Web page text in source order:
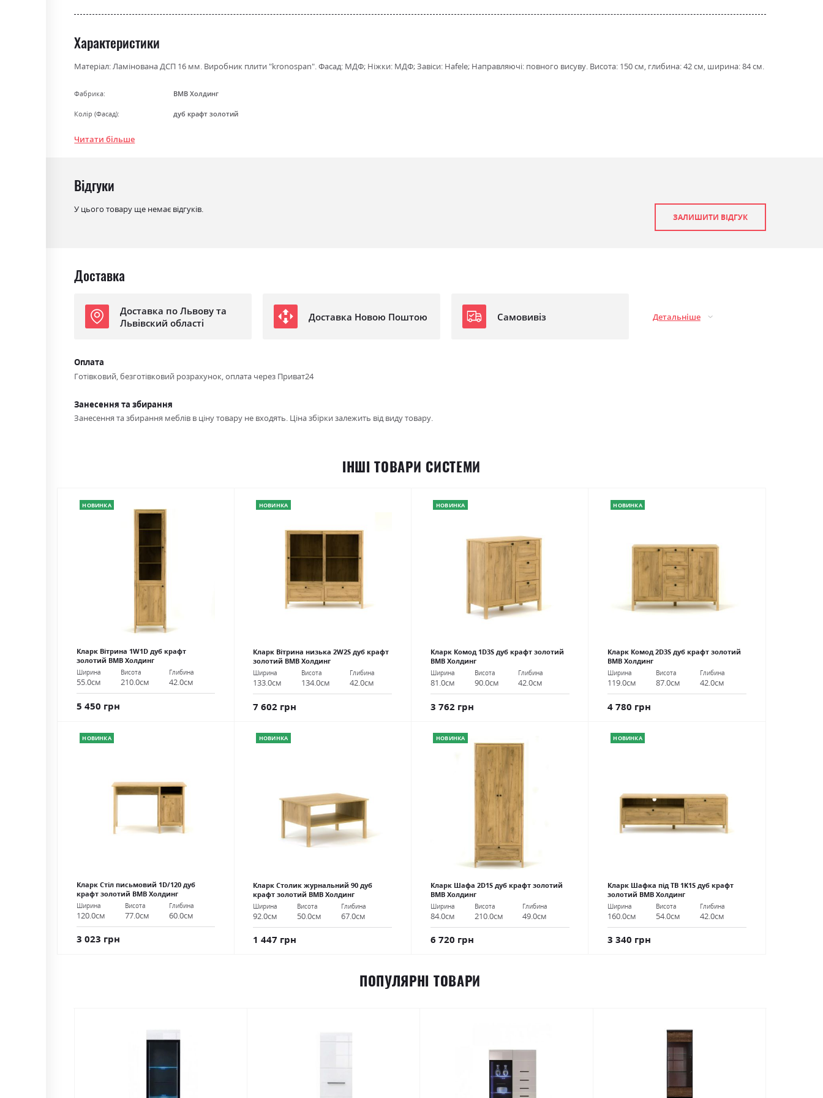
of
the
images
Характеристики
Матеріал: Ламінована ДСП 16 мм. Виробник плити "kronospan". Фасад: МДФ; Ніжки: МДФ; Завіси: Hafele; Направляючі: повного висуву. Висота: 150 см, глибина: 42 см, ширина: 84 см.
Фабрика: ВМВ Холдинг
Колір (Фасад): дуб крафт золотий
Колір (Корпус):
Матеріал
Читати більше
Відгуки
У цього товару ще немає відгуків.
ЗАЛИШИТИ ВІДГУК
Доставка
Доставка по Львову та
Львівский області
Доставка Новою Поштою Самовивіз Детальніше
Оплата
Готівковий, безготівковий розрахунок, оплата через Приват24
Занесення та збирання
Занесення та збирання меблів в ціну товару не входять. Ціна збірки залежить від виду товару.
ІНШІ ТОВАРИ СИСТЕМИ
НОВИНКА
Кларк Вітрина 1W1D дуб крафт
золотий ВМВ Холдинг
Ширина
55.0см
Висота
210.0см
Глибина
42.0см
5 450 грн
НОВИНКА
Кларк Вітрина низька 2W2S дуб крафт
золотий ВМВ Холдинг
Ширина
133.0см
Висота
134.0см
Глибина
42.0см
7 602 грн
НОВИНКА
Кларк Комод 1D3S дуб крафт золотий
ВМВ Холдинг
Ширина
81.0см
Висота
90.0см
Глибина
42.0см
3 762 грн
НОВИНКА
Кларк Комод 2D3S дуб крафт золотий
ВМВ Холдинг
Ширина
119.0см
Висота
87.0см
Глибина
42.0см
4 780 грн
НОВИНКА
Кларк Стіл письмовий 1D/120 дуб
крафт золотий ВМВ Холдинг
Ширина
120.0см
Висота
77.0см
Глибина
60.0см
3 023 грн
НОВИНКА
Кларк Столик журнальний 90 дуб
крафт золотий ВМВ Холдинг
Ширина
92.0см
Висота
50.0см
Глибина
67.0см
1 447 грн
НОВИНКА
Кларк Шафа 2D1S дуб крафт золотий
ВМВ Холдинг
Ширина
84.0см
Висота
210.0см
Глибина
49.0см
6 720 грн
НОВИНКА
Кларк Шафка під ТВ 1K1S дуб крафт
золотий ВМВ Холдинг
Ширина
160.0см
Висота
54.0см
Глибина
42.0см
3 340 грн
ПОПУЛЯРНІ ТОВАРИ